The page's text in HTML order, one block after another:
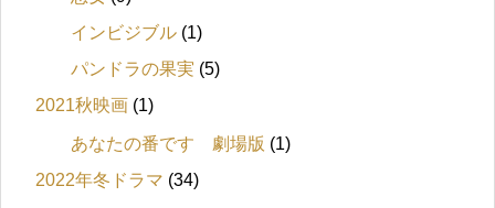
インビジブル (1)
パンドラの果実 (5)
2021秋映画 (1)
あなたの番です 劇場版 (1)
2022年冬ドラマ (34)